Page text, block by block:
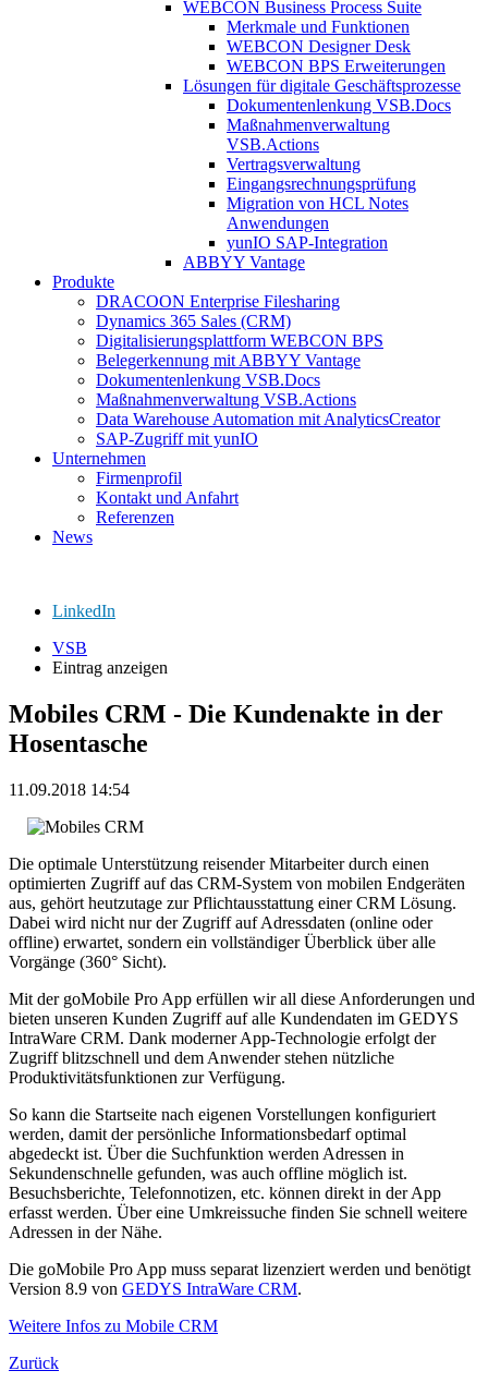
WEBCON Business Process Suite
Merkmale und Funktionen
WEBCON Designer Desk
WEBCON BPS Erweiterungen
Lösungen für digitale Geschäftsprozesse
Dokumentenlenkung VSB.Docs
Maßnahmenverwaltung
VSB.Actions
Vertragsverwaltung
Eingangsrechnungs­prüfung
Migration von HCL Notes
Anwendungen
yunIO SAP-Integration
ABBYY Vantage
Produkte
DRACOON Enterprise Filesharing
Dynamics 365 Sales (CRM)
Digitalisierungsplattform WEBCON BPS
Belegerkennung mit ABBYY Vantage
Dokumentenlenkung VSB.Docs
Maßnahmenverwaltung VSB.Actions
Data Warehouse Automation mit AnalyticsCreator
SAP-Zugriff mit yunIO
Unternehmen
Firmenprofil
Kontakt und Anfahrt
Referenzen
News
LinkedIn
VSB
Eintrag anzeigen
Mobiles CRM - Die Kundenakte in der
Hosentasche
11.09.2018 14:54
Die optimale Unterstützung reisender Mitarbeiter durch einen
optimierten Zugriff auf das CRM-System von mobilen Endgeräten
aus, gehört heutzutage zur Pflichtausstattung einer CRM Lösung.
Dabei wird nicht nur der Zugriff auf Adressdaten (online oder
offline) erwartet, sondern ein vollständiger Überblick über alle
Vorgänge (360° Sicht).
Mit der goMobile Pro App erfüllen wir all diese Anforderungen und
bieten unseren Kunden Zugriff auf alle Kundendaten im GEDYS
IntraWare CRM. Dank moderner App-Technologie erfolgt der
Zugriff blitzschnell und dem Anwender stehen nützliche
Produktivitätsfunktionen zur Verfügung.
So kann die Startseite nach eigenen Vorstellungen konfiguriert
werden, damit der persönliche Informationsbedarf optimal
abgedeckt ist. Über die Suchfunktion werden Adressen in
Sekundenschnelle gefunden, was auch offline möglich ist.
Besuchsberichte, Telefonnotizen, etc. können direkt in der App
erfasst werden. Über eine Umkreissuche finden Sie schnell weitere
Adressen in der Nähe.
Die goMobile Pro App muss separat lizenziert werden und benötigt
Version 8.9 von GEDYS IntraWare CRM.
Weitere Infos zu Mobile CRM
Zurück